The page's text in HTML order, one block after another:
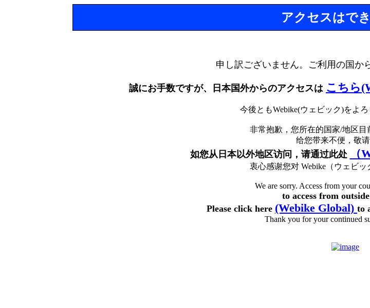
アクセスはで
申し訳ございません。ご利用の国か
誠にお手数ですが、日本国外からのアクセスは こちら
今後ともWebike(ウェビック)をよ
非常抱歉，您所在的国家/地区目
给您带来不便，敬请
如您从日本以外地区访问，请通过此处 （
衷心感谢您对 Webike（ウェビッ
We are sorry. Access from your
to access from
Please click here (Webike Global) to
Thank you for your continued